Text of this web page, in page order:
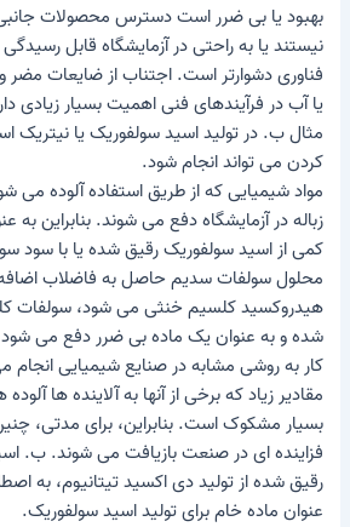
بهبود یا بی ضرر استدسترس محصولات
نیستند یا به راحتی در آزمایشگاه قابل
فناوری دشوارتر است. اجتناب از ضایعات مضر و
یا آب در فرآیندهای فنی اهمیت بسیار زیادی
مثال ب. در تولید اسید سولفوریک یا نیتریک
کردن می تواند انجام شود.
مواد شیمیایی که از طریق استفاده آلوده می
زباله در آزمایشگاه دفع می شوند. بنابراین به
کمی از اسید سولفوریک رقیق شده یا با سود
محلول سولفات سدیم حاصل به فاضلاب اضافه
هیدروکسید کلسیم خنثی می شود، سولفات
شده و به عنوان یک ماده بی ضرر دفع می
کار به روشی مشابه در صنایع شیمیایی
مقادیر زیاد که برخی از آنها به آلاینده ها
بسیار مشکوک است. بنابراین، برای مدتی،
فزاینده ای در صنعت بازیافت می شوند. ب.
رقیق شده از تولید دی اکسید تیتانیوم، به
عنوان ماده خام برای تولید اسید سولفوریک.